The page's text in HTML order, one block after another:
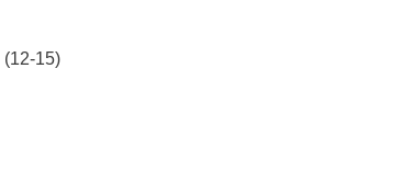
(12-15)